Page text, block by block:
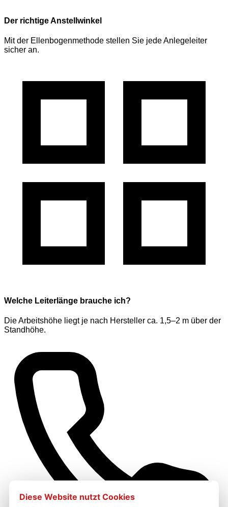
Der richtige Anstellwinkel
Mit der Ellenbogenmethode stellen Sie jede Anlegeleiter
sicher an.
Welche Leiterlänge brauche ich?
Die Arbeitshöhe liegt je nach Hersteller ca. 1,5–2 m über der
Standhöhe.
Diese Website nutzt Cookies